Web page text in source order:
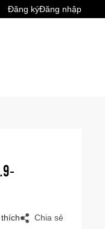
Đăng kýĐăng nhập
Chia sẻ